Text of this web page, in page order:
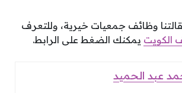
وظائف جمعيات خيرية، وللتعرف
الكويت يمكنك الضغط على الرابط.
عبد الحميد